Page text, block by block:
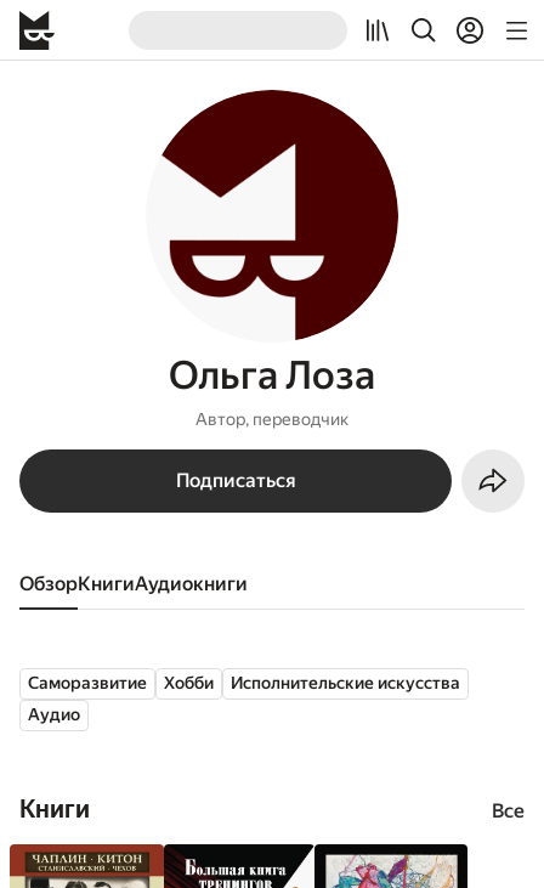
Ольга Лоза
Автор, переводчик
Подписаться
Обзор книги аудиокниги
Саморазвитие Хобби
Исполнительские искусства
Аудио
Книги Все